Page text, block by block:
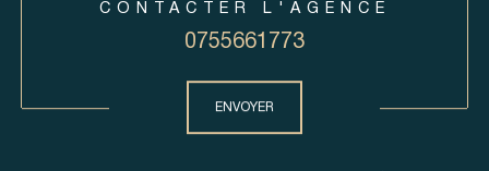
CONTACTER L'AGENCE
0755661773
ENVOYER